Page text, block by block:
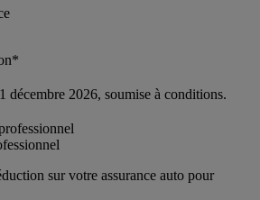
décembre 2026, soumise à conditions.
sur votre assurance auto pour